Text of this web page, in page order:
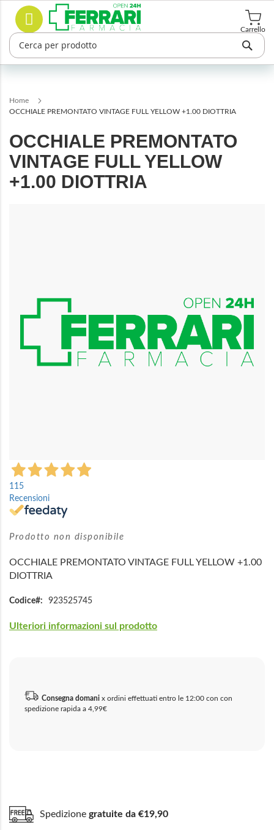
Salta
contenuto
Carrello
Cerca
Home
OCCHIALE PREMONTATO VINTAGE FULL YELLOW +1.00 DIOTTRIA
OCCHIALE PREMONTATO
VINTAGE FULL YELLOW
+1.00 DIOTTRIA
Vai
all'inizio
della
galleria
di
115
Recensioni
Prodotto non disponibile
OCCHIALE PREMONTATO VINTAGE FULL YELLOW +1.00
DIOTTRIA
Codice 923525745
Ulteriori informazioni sul prodotto
Consegna domani x ordini effettuati entro le 12:00 con con
spedizione rapida a 4,99€
Spedizione gratuite da €19,90